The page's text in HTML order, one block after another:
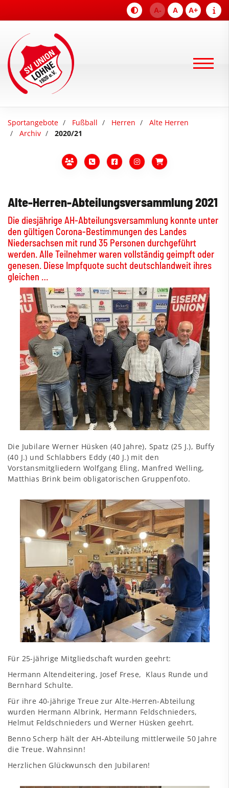
A- A A+
Sportangebote Fußball Herren
Alte Herren
Archiv
2020/21
Alte-Herren-Abteilungsversammlung 2021
Die diesjährige AH-Abteilungsversammlung konnte unter
den gültigen Corona-Bestimmungen des Landes
Niedersachsen mit rund 35 Personen durchgeführt
werden. Alle Teilnehmer waren vollständig geimpft oder
genesen. Diese Impfquote sucht deutschlandweit ihres
gleichen …
Die Jubilare Werner Hüsken (40 Jahre), Spatz (25 J.), Buffy
(40 J.) und Schlabbers Eddy (40 J.) mit den
Vorstansmitgliedern Wolfgang Eling, Manfred Welling,
Matthias Brink beim obligatorischen Gruppenfoto.
Für 25-jährige Mitgliedschaft wurden geehrt:
Hermann Altendeitering, Josef Frese, Klaus Runde und
Bernhard Schulte.
Für ihre 40-jährige Treue zur Alte-Herren-Abteilung
wurden Hermann Albrink, Hermann Feldschnieders,
Helmut Feldschnieders und Werner Hüsken geehrt.
Benno Scherp hält der AH-Abteilung mittlerweile 50 Jahre
die Treue. Wahnsinn!
Herzlichen Glückwunsch den Jubilaren!